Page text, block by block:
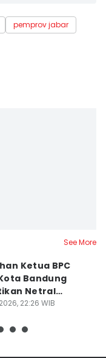
pemprov jabar
See More
Ketua BPC
Bandung
Netral
Tekanan
22:26 WIB